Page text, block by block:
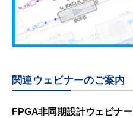
関連ウェビナーのご案内
FPGA非同期設計ウェビナー